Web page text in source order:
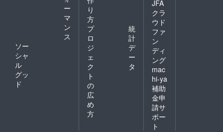
ー
マ
ン
ス
ソー
シャ
ル
グッ
ド
り
方
プ
ロ
ジ
ェ
ク
ト
の
広
め
方
統
計
デ
ー
タ
JFA
クラ
ウド
ファ
ン
ディ
ング
mac
hi-ya
補助
金申
請サ
ポー
ト